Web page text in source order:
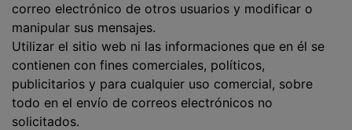
correo electrónico de otros usuarios y modificar o
manipular sus mensajes.
Utilizar el sitio web ni las informaciones que en él se
contienen con fines comerciales, políticos,
publicitarios y para cualquier uso comercial, sobre
todo en el envío de correos electrónicos no
solicitados.